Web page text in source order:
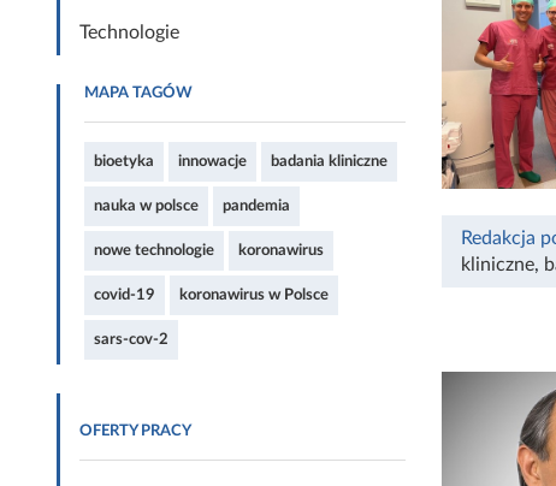
Technologie
MAPA TAGÓW
bioetyka innowacje badania kliniczne
nauka w polsce pandemia
nowe technologie koronawirus
covid-19 koronawirus w Polsce
sars-cov-2
OFERTY PRACY
Redakcja
kliniczne,